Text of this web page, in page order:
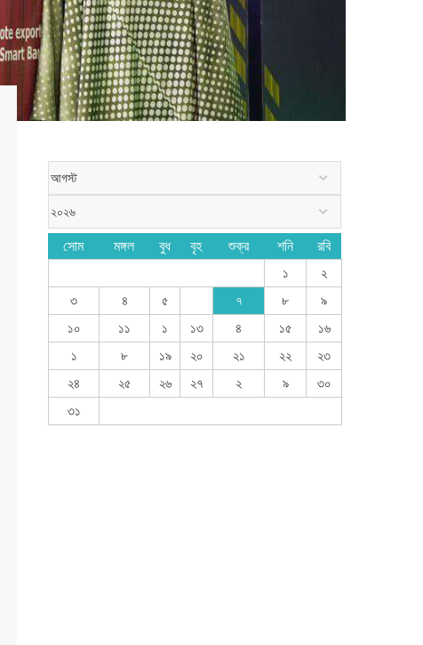
সোম মঙ্গল বুধ বৃহ শুক্র শনি রবি
১
২
৩
৪ ৫ ৭ ৮
৯
১০
১১ ১ ১৩ ৪ ১৫
১৬
১
৮ ১৯ ২০ ২১ ২২
২৩
২৪
২৫ ২৬ ২৭ ২ ৯
৩০
৩১